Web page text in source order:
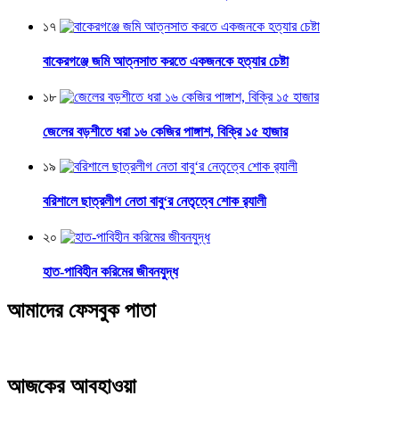
১৭
বাকেরগঞ্জে জমি আত্নসাত করতে একজনকে হত্যার চেষ্টা
১৮
জেলের বড়শীতে ধরা ১৬ কেজির পাঙ্গাশ, বিক্রি ১৫ হাজার
১৯
বরিশালে ছাত্রলীগ নেতা বাবু‘র নেতৃত্বে শোক র‌্যালী
২০
হাত-পাবিহীন করিমের জীবনযুদ্ধ
আমাদের ফেসবুক পাতা
আজকের আবহাওয়া